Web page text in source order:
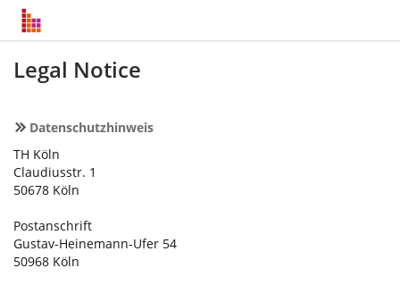
Legal Notice
Datenschutzhinweis
TH Köln
Claudiusstr. 1
50678 Köln
Postanschrift
Gustav-Heinemann-Ufer 54
50968 Köln